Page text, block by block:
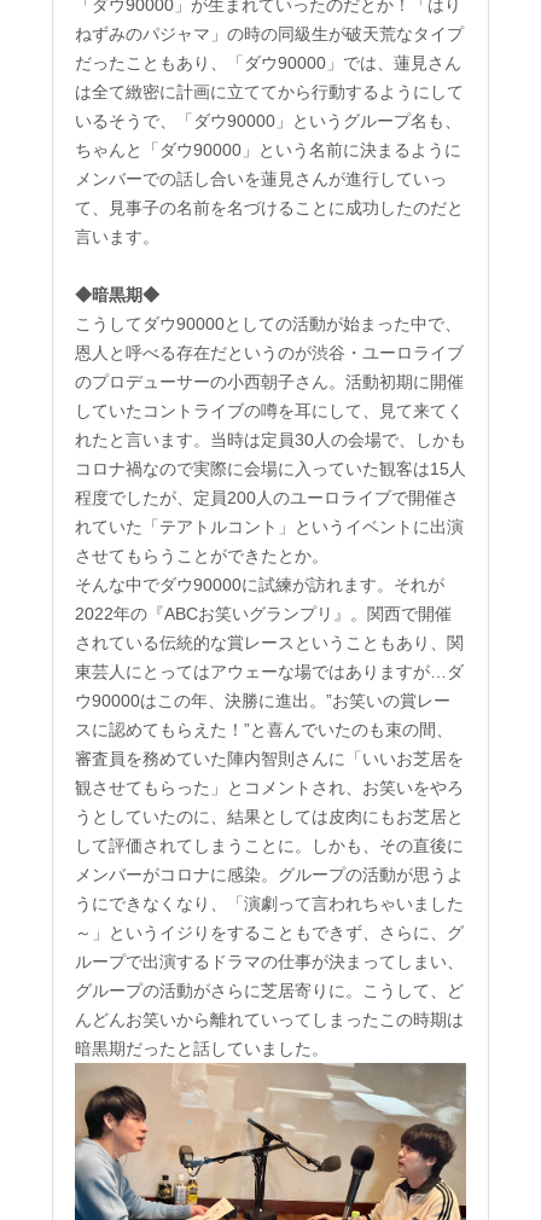
「ダウ90000」が生まれていったのだとか！「はり
ねずみのパジャマ」の時の同級生が破天荒なタイプ
だったこともあり、「ダウ90000」では、蓮見さん
は全て緻密に計画に立ててから行動するようにして
いるそうで、「ダウ90000」というグループ名も、
ちゃんと「ダウ90000」という名前に決まるように
メンバーでの話し合いを蓮見さんが進行していっ
て、見事子の名前を名づけることに成功したのだと
言います。
◆暗黒期◆
こうしてダウ90000としての活動が始まった中で、
恩人と呼べる存在だというのが渋谷・ユーロライブ
のプロデューサーの小西朝子さん。活動初期に開催
していたコントライブの噂を耳にして、見て来てく
れたと言います。当時は定員30人の会場で、しかも
コロナ禍なので実際に会場に入っていた観客は15人
程度でしたが、定員200人のユーロライブで開催さ
れていた「テアトルコント」というイベントに出演
させてもらうことができたとか。
そんな中でダウ90000に試練が訪れます。それが
2022年の『ABCお笑いグランプリ』。関西で開催
されている伝統的な賞レースということもあり、関
東芸人にとってはアウェーな場ではありますが…ダ
ウ90000はこの年、決勝に進出。”お笑いの賞レー
スに認めてもらえた！”と喜んでいたのも束の間、
審査員を務めていた陣内智則さんに「いいお芝居を
観させてもらった」とコメントされ、お笑いをやろ
うとしていたのに、結果としては皮肉にもお芝居と
して評価されてしまうことに。しかも、その直後に
メンバーがコロナに感染。グループの活動が思うよ
うにできなくなり、「演劇って言われちゃいました
～」というイジりをすることもできず、さらに、グ
ループで出演するドラマの仕事が決まってしまい、
グループの活動がさらに芝居寄りに。こうして、ど
んどんお笑いから離れていってしまったこの時期は
暗黒期だったと話していました。